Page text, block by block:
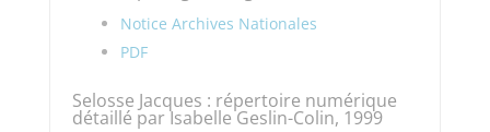
Notice Archives Nationales
PDF
Selosse Jacques : répertoire numérique
détaillé par Isabelle Geslin-Colin, 1999